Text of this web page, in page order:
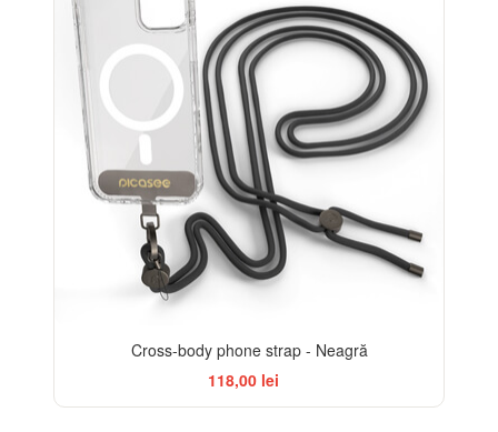
Cross-body phone strap - Neagră
118,00 lei